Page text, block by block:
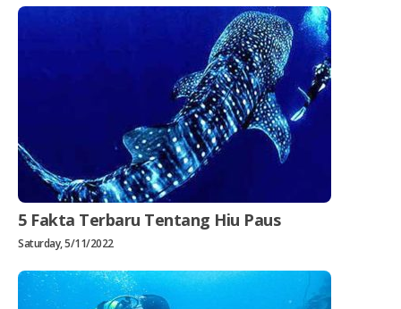
5 Fakta Terbaru Tentang Hiu Paus
Saturday, 5/11/2022